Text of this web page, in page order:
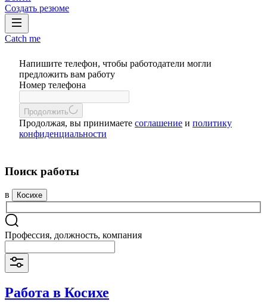
Создать резюме
Catch me
Напишите телефон, чтобы работодатели могли
предложить вам работу
Номер телефона
Продолжить
Продолжая, вы принимаете соглашение и политику
конфиденциальности
Поиск работы
в Косихе
Профессия, должность, компания
Работа в Косихе